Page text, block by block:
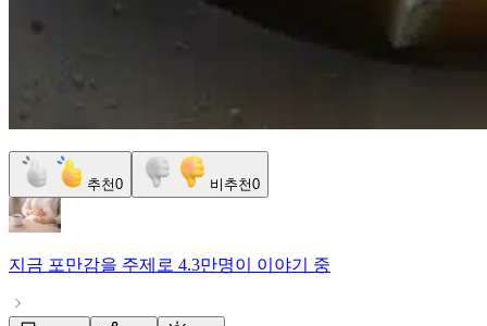
추천0 비추천0
지금 포만감을 주제로 4.3만명이 이야기 중